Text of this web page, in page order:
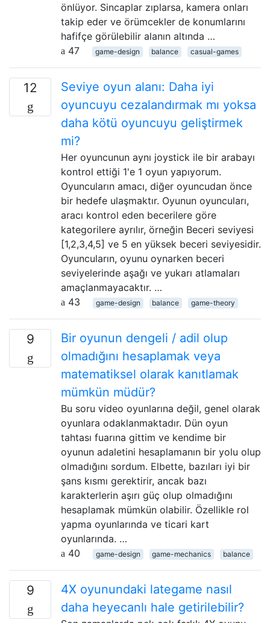
önlüyor. Sincaplar zıplarsa, kamera onları
takip eder ve örümcekler de konumlarını
hafifçe görülebilir alanın altında …
47
game-design balance casual-games
12
Seviye oyun alanı: Daha iyi
oyuncuyu cezalandırmak mı yoksa
daha kötü oyuncuyu geliştirmek
mi?
Her oyuncunun aynı joystick ile bir arabayı
kontrol ettiği 1'e 1 oyun yapıyorum.
Oyuncuların amacı, diğer oyuncudan önce
bir hedefe ulaşmaktır. Oyunun oyuncuları,
aracı kontrol eden becerilere göre
kategorilere ayrılır, örneğin Beceri seviyesi
[1,2,3,4,5] ve 5 en yüksek beceri seviyesidir.
Oyuncuların, oyunu oynarken beceri
seviyelerinde aşağı ve yukarı atlamaları
amaçlanmayacaktır. …
43
game-design balance game-theory
9
Bir oyunun dengeli / adil olup
olmadığını hesaplamak veya
matematiksel olarak kanıtlamak
mümkün müdür?
Bu soru video oyunlarına değil, genel olarak
oyunlara odaklanmaktadır. Dün oyun
tahtası fuarına gittim ve kendime bir
oyunun adaletini hesaplamanın bir yolu olup
olmadığını sordum. Elbette, bazıları iyi bir
şans kısmı gerektirir, ancak bazı
karakterlerin aşırı güç olup olmadığını
hesaplamak mümkün olabilir. Özellikle rol
yapma oyunlarında ve ticari kart
oyunlarında. …
40
game-design game-mechanics balance
9
4X oyunundaki lategame nasıl
daha heyecanlı hale getirilebilir?